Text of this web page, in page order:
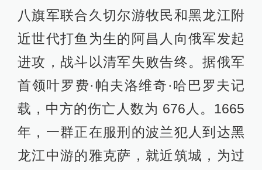
八旗军联合久切尔游牧民和黑龙江附
近世代打鱼为生的阿昌人向俄军发起
进攻，战斗以清军失败告终。据俄军
首领叶罗费·帕夫洛维奇·哈巴罗夫记
载，中方的伤亡人数为 676人。1665
年，一群正在服刑的波兰犯人到达黑
龙江中游的雅克萨，就近筑城，为过